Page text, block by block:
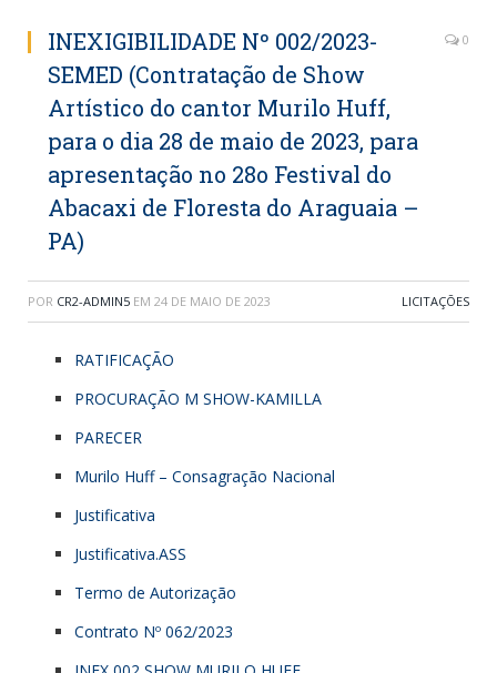
INEXIGIBILIDADE Nº 002/2023-
SEMED (Contratação de Show
Artístico do cantor Murilo Huff,
para o dia 28 de maio de 2023, para
apresentação no 28o Festival do
Abacaxi de Floresta do Araguaia –
PA)
0
POR CR2-ADMIN5 EM 24 DE MAIO DE 2023 LICITAÇÕES
RATIFICAÇÃO
PROCURAÇÃO M SHOW-KAMILLA
PARECER
Murilo Huff – Consagração Nacional
Justificativa
Justificativa.ASS
Termo de Autorização
Contrato Nº 062/2023